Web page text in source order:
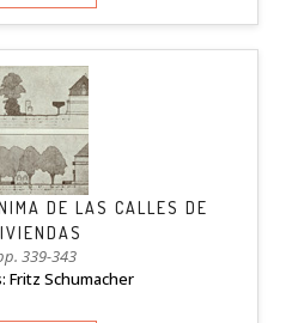
DE LAS CALLES DE
339-343
Fritz Schumacher